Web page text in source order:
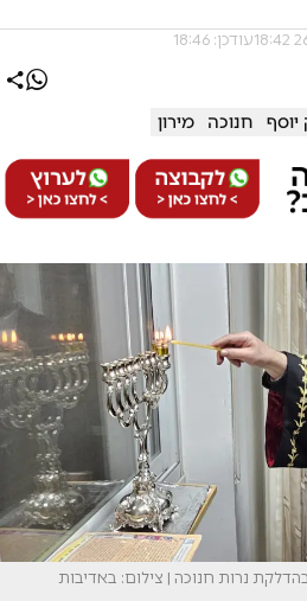
עודכן: 18:46
יוסף חנוכה מירון
נרות חנוכה | צילום: באדיבות